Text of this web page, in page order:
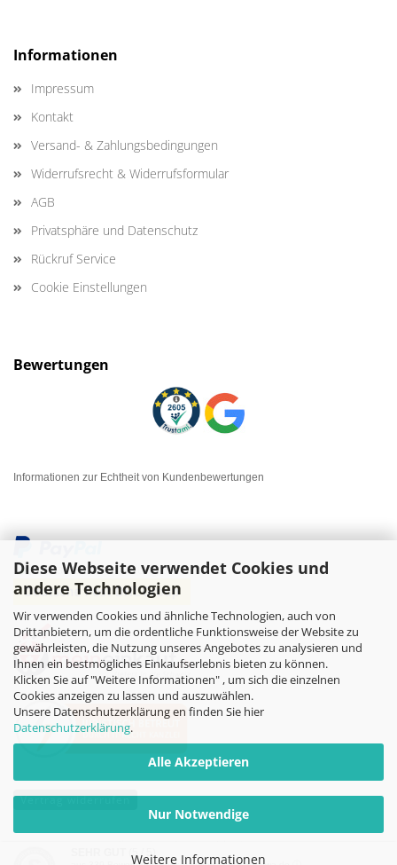
Diese Webseite verwendet Cookies und
andere Technologien
Wir verwenden Cookies und ähnliche Technologien, auch von
Drittanbietern, um die ordentliche Funktionsweise der Website zu
gewährleisten, die Nutzung unseres Angebotes zu analysieren und
Ihnen ein bestmögliches Einkaufserlebnis bieten zu können.
Klicken Sie auf "Weitere Informationen" , um sich die einzelnen
Cookies anzeigen zu lassen und auszuwählen.
Unsere Datenschutzerklärung en finden Sie hier
Datenschutzerklärung.
Alle Akzeptieren
Nur Notwendige
Weitere Informationen
Informationen
Impressum
Kontakt
Versand- & Zahlungsbedingungen
Widerrufsrecht & Widerrufsformular
AGB
Privatsphäre und Datenschutz
Rückruf Service
Cookie Einstellungen
Bewertungen
Informationen zur Echtheit von Kundenbewertungen
Vertrag widerrufen
(5 / 5)